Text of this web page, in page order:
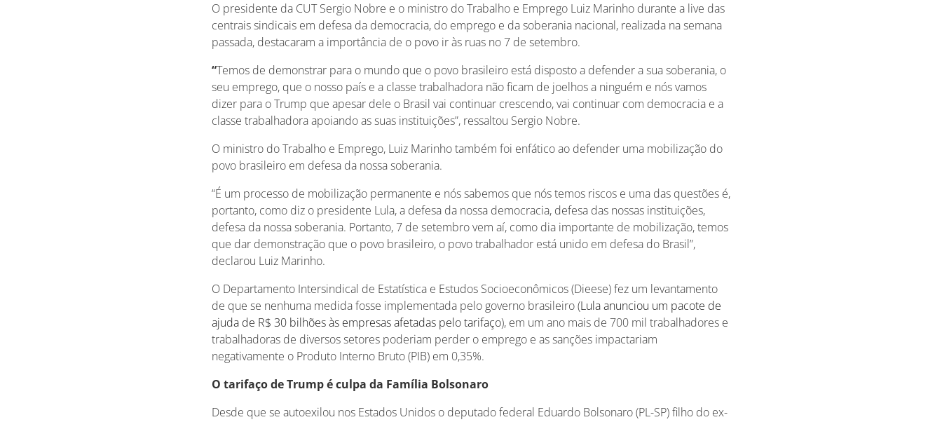
O presidente da CUT Sergio Nobre e o ministro do Trabalho e Emprego Luiz Marinho durante a live das
centrais sindicais em defesa da democracia, do emprego e da soberania nacional, realizada na semana
passada, destacaram a importância de o povo ir às ruas no 7 de setembro.
“Temos de demonstrar para o mundo que o povo brasileiro está disposto a defender a sua soberania, o
seu emprego, que o nosso país e a classe trabalhadora não ficam de joelhos a ninguém e nós vamos
dizer para o Trump que apesar dele o Brasil vai continuar crescendo, vai continuar com democracia e a
classe trabalhadora apoiando as suas instituições”, ressaltou Sergio Nobre.
O ministro do Trabalho e Emprego, Luiz Marinho também foi enfático ao defender uma mobilização do
povo brasileiro em defesa da nossa soberania.
“É um processo de mobilização permanente e nós sabemos que nós temos riscos e uma das questões é,
portanto, como diz o presidente Lula, a defesa da nossa democracia, defesa das nossas instituições,
defesa da nossa soberania. Portanto, 7 de setembro vem aí, como dia importante de mobilização, temos
que dar demonstração que o povo brasileiro, o povo trabalhador está unido em defesa do Brasil”,
declarou Luiz Marinho.
O Departamento Intersindical de Estatística e Estudos Socioeconômicos (Dieese) fez um levantamento
de que se nenhuma medida fosse implementada pelo governo brasileiro (Lula anunciou um pacote de
ajuda de R$ 30 bilhões às empresas afetadas pelo tarifaço), em um ano mais de 700 mil trabalhadores e
trabalhadoras de diversos setores poderiam perder o emprego e as sanções impactariam
negativamente o Produto Interno Bruto (PIB) em 0,35%.
O tarifaço de Trump é culpa da Família Bolsonaro
Desde que se autoexilou nos Estados Unidos o deputado federal Eduardo Bolsonaro (PL-SP) filho do ex-